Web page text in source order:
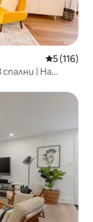
Средна
5 (116)
| На